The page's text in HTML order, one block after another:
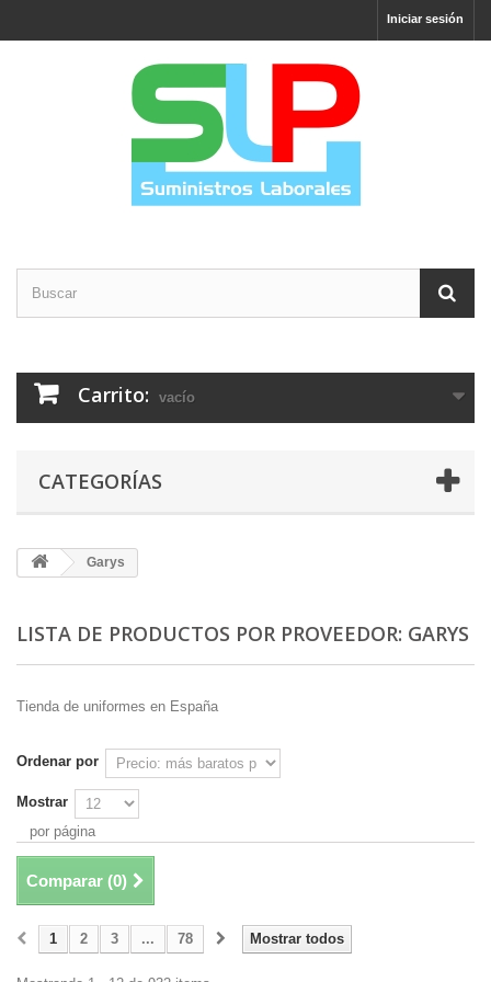
Iniciar sesión
Carrito: vacío
CATEGORÍAS
Garys
LISTA DE PRODUCTOS POR PROVEEDOR: GARYS
Tienda de uniformes en España
Ordenar por
Mostrar
por página
Comparar (0)
Mostrar todos
1 2 3 ... 78